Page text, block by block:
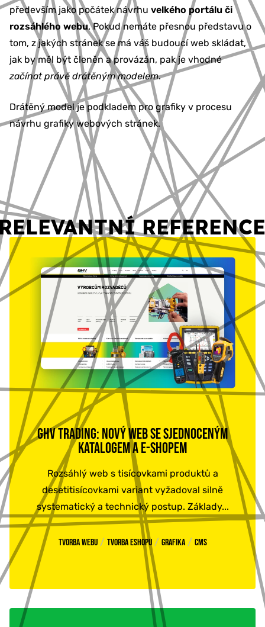
především jako počátek návrhu velkého portálu či
rozsáhlého webu. Pokud nemáte přesnou představu o
tom, z jakých stránek se má váš budoucí web skládat,
jak by měl být členěn a provázán, pak je vhodné
začínat právě drátěným modelem.
Drátěný model je podkladem pro grafiky v procesu
návrhu grafiky webových stránek.
REFERENCE
GHV TRADING: NOVÝ WEB SE SJEDNOCENÝM
KATALOGEM A E-SHOPEM
Rozsáhlý web s tisícovkami produktů a
desetitisícovkami variant vyžadoval silně
systematický a technický postup. Základy...
Tvorba webu / Tvorba eshopu / Grafika / CMS